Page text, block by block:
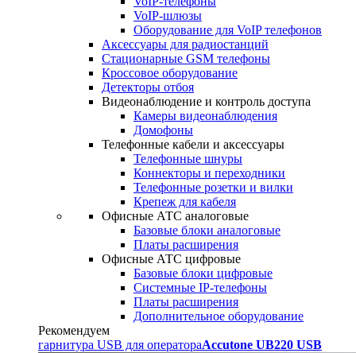
VoIP-шлюзы
Оборудование для VoIP телефонов
Аксессуары для радиостанций
Стационарные GSM телефоны
Кроссовое оборудование
Детекторы отбоя
Видеонаблюдение и контроль доступа
Камеры видеонаблюдения
Домофоны
Телефонные кабели и аксессуары
Телефонные шнуры
Коннекторы и переходники
Телефонные розетки и вилки
Крепеж для кабеля
Офисные АТС аналоговые
Базовые блоки аналоговые
Платы расширения
Офисные АТС цифровые
Базовые блоки цифровые
Системные IP-телефоны
Платы расширения
Дополнительное оборудование
Рекомендуем
гарнитура USB для оператораAccutone UB220 USB